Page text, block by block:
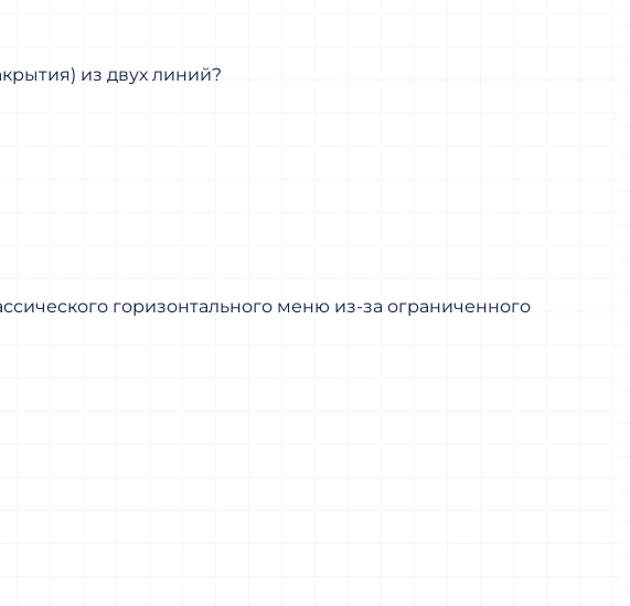
из двух линий?
горизонтального меню из-за ограниченного